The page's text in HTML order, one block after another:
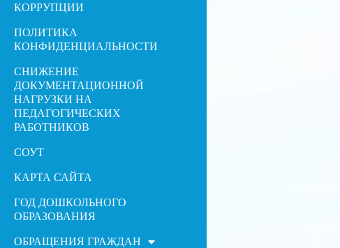
КОРРУПЦИИ
ПОЛИТИКА
КОНФИДЕНЦИАЛЬНОСТИ
СНИЖЕНИЕ
ДОКУМЕНТАЦИОННОЙ
НАГРУЗКИ НА
ПЕДАГОГИЧЕСКИХ
РАБОТНИКОВ
СОУТ
КАРТА САЙТА
ГОД ДОШКОЛЬНОГО
ОБРАЗОВАНИЯ
ОБРАЩЕНИЯ ГРАЖДАН